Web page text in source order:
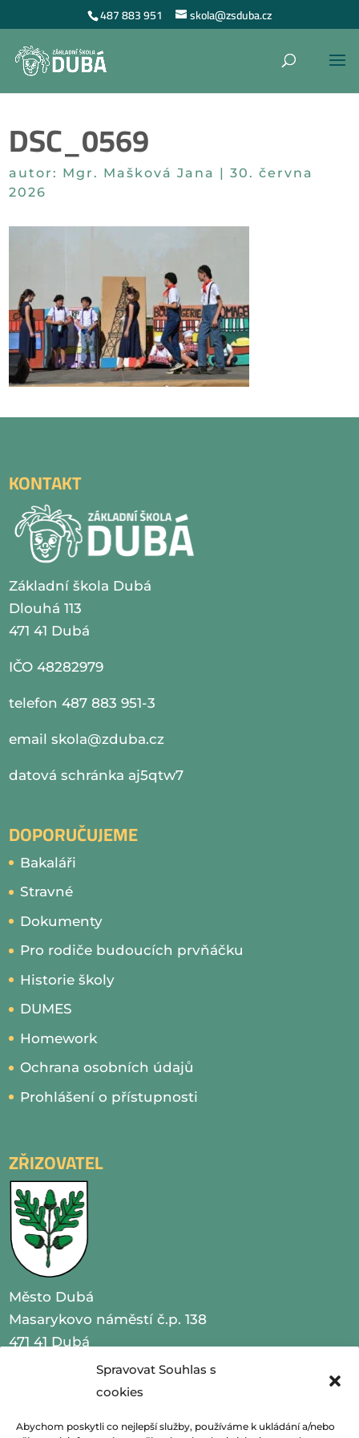
Spravovat Souhlas s
cookies
Abychom poskytli co nejlepší služby, používáme k ukládání a/nebo
487 883 951 skola@zsduba.cz
DSC_0569
autor: Mgr. Mašková Jana |30. června
2026
KONTAKT
Základní škola Dubá
Dlouhá 113
471 41 Dubá
IČO 48282979
telefon 487 883 951-3
emailskola@zduba.cz
datová schránka aj5qtw7
DOPORUČUJEME
Bakaláři
Stravné
Dokumenty
Pro rodiče budoucích prvňáčku
Historie školy
DUMES
Homework
Ochrana osobních údajů
Prohlášení o přístupnosti
ZŘIZOVATEL
Město Dubá
Masarykovo náměstí č.p. 138
471 41 Dubá
IČO 00260479